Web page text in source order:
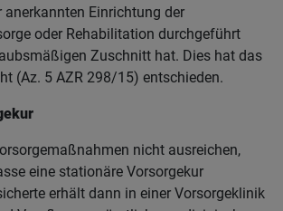
Einrichtung der
oder Rehabilitation durchgeführt
Zuschnitt hat. Dies hat das
(Az. 5 AZR 298/15) entschieden.
nicht ausreichen,
eine stationäre Vorsorgekur
erhält dann in einer Vorsorgeklinik